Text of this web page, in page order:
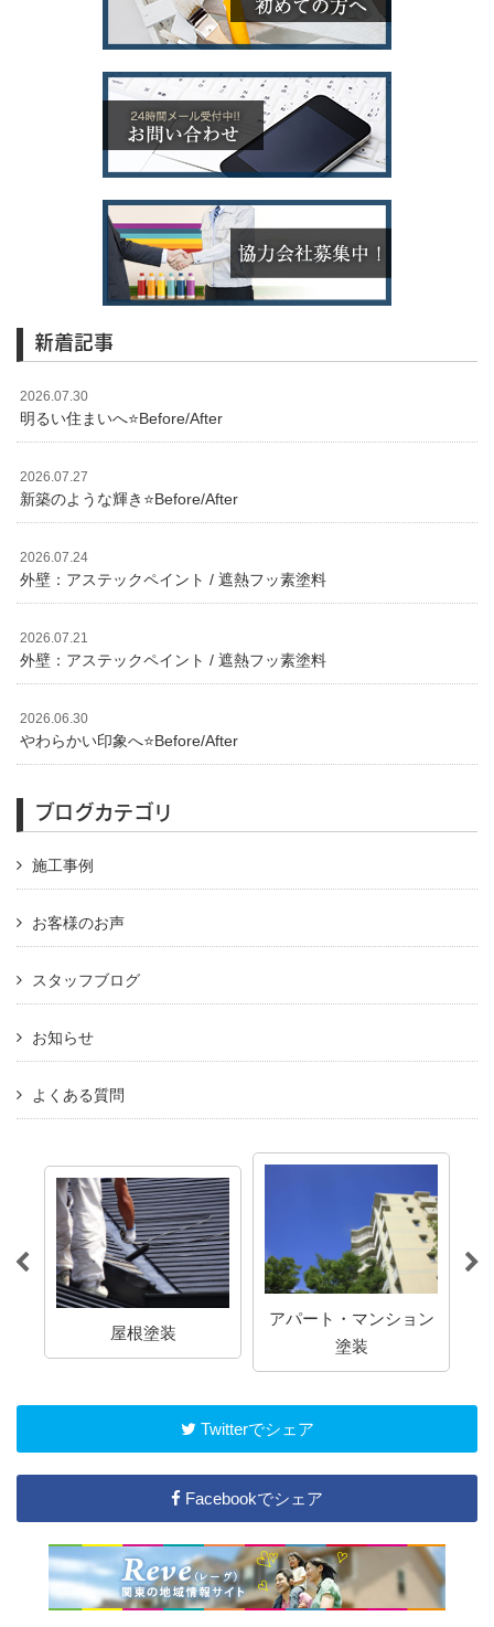
新着記事
2026.07.30
明るい住まいへ⭐️Before/After
2026.07.27
新築のような輝き⭐️Before/After
2026.07.24
外壁：アステックペイント / 遮熱フッ素塗料
2026.07.21
外壁：アステックペイント / 遮熱フッ素塗料
2026.06.30
やわらかい印象へ⭐️Before/After
ブログカテゴリ
施工事例
お客様のお声
スタッフブログ
お知らせ
よくある質問
屋根塗装
アパート・マンション
塗装
Twitterでシェア
Facebookでシェア